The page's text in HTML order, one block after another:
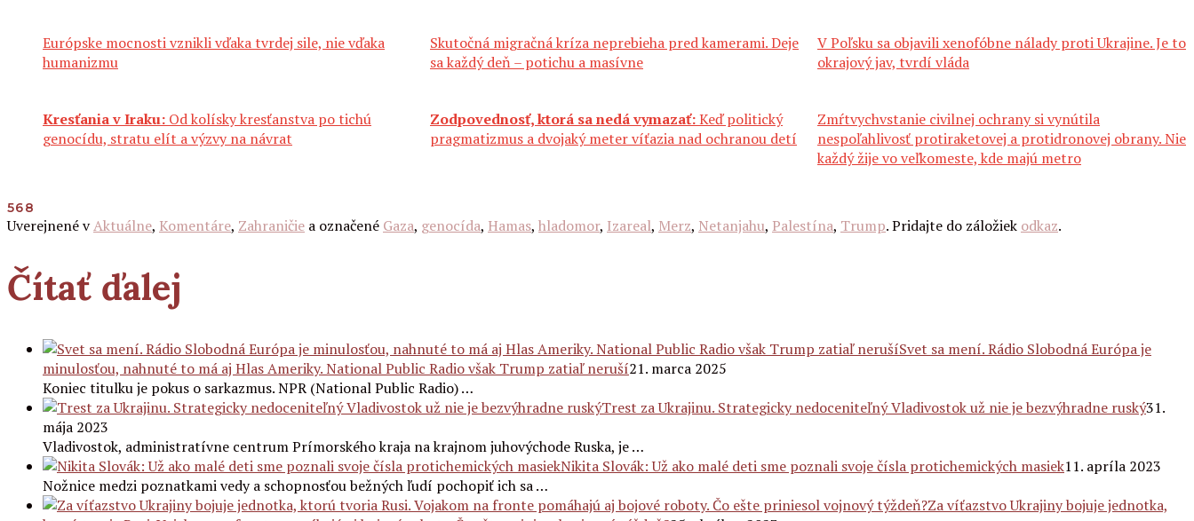
Európske mocnosti vznikli vďaka tvrdej sile, nie vďaka
humanizmu
Skutočná migračná kríza neprebieha pred kamerami. Deje
sa každý deň – potichu a masívne
V Poľsku sa objavili xenofóbne nálady proti Ukrajine. Je to
okrajový jav, tvrdí vláda
Kresťania v Iraku: Od kolísky kresťanstva po tichú
genocídu, stratu elít a výzvy na návrat
Zodpovednosť, ktorá sa nedá vymazať:Keď politický
pragmatizmus a dvojaký meter víťazia nad ochranou detí
Zmŕtvychvstanie civilnej ochrany si vynútila
nespoľahlivosť protiraketovej a protidronovej obrany. Nie
každý žije vo veľkomeste, kde majú metro
568
Uverejnené vAktuálne, Komentáre, Zahraničie a označené Gaza, genocída, Hamas, hladomor, Izareal, Merz, Netanjahu, Palestína, Trump. Pridajte do záložiek odkaz.
Čítať ďalej
Svet sa mení. Rádio Slobodná Európa je
minulosťou, nahnuté to má aj Hlas Ameriky. National Public Radio však Trump zatiaľ neruší21. marca 2025
Koniec titulku je pokus o sarkazmus. NPR (National Public Radio) …
Trest za Ukrajinu. Strategicky nedoceniteľný Vladivostok už nie je bezvýhradne ruský31.
mája 2023
Vladivostok, administratívne centrum Prímorského kraja na krajnom juhovýchode Ruska, je …
Nikita Slovák: Už ako malé deti sme poznali svoje čísla protichemických masiek11. apríla 2023
Nožnice medzi poznatkami vedy a schopnosťou bežných ľudí pochopiť ich sa …
Za víťazstvo Ukrajiny bojuje jednotka,